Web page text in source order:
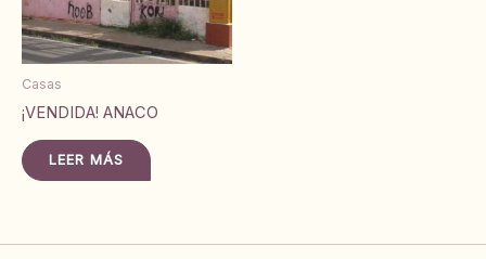
Casas
¡VENDIDA! ANACO
LEER MÁS